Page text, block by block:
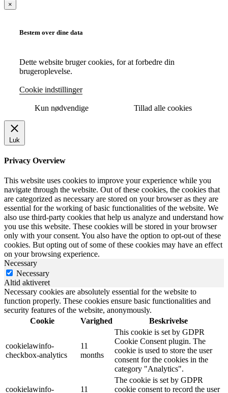
×
Bestem over dine data
Dette website bruger cookies, for at forbedre din
brugeroplevelse.
Cookie indstillinger
Kun nødvendige Tillad alle cookies
Luk
Privacy Overview
This website uses cookies to improve your experience while you
navigate through the website. Out of these cookies, the cookies that
are categorized as necessary are stored on your browser as they are
essential for the working of basic functionalities of the website. We
also use third-party cookies that help us analyze and understand how
you use this website. These cookies will be stored in your browser
only with your consent. You also have the option to opt-out of these
cookies. But opting out of some of these cookies may have an effect
on your browsing experience.
Necessary
Necessary
Altid aktiveret
Necessary cookies are absolutely essential for the website to
function properly. These cookies ensure basic functionalities and
security features of the website, anonymously.
Cookie
Varighed Beskrivelse
cookielawinfo-
checkbox-analytics
11
months
This cookie is set by GDPR
Cookie Consent plugin. The
cookie is used to store the user
consent for the cookies in the
category "Analytics".
cookielawinfo- 11
The cookie is set by GDPR
cookie consent to record the user